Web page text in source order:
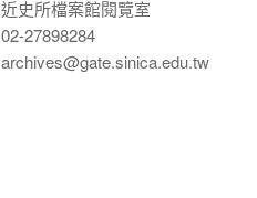
近史所檔案館閱覽室
02-27898284
archives@gate.sinica.edu.tw